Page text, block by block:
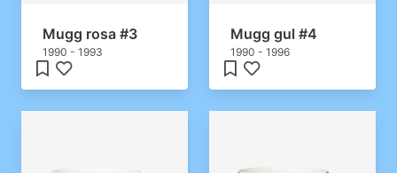
Mugg rosa #3
1990 - 1993
Mugg gul #4
1990 - 1996